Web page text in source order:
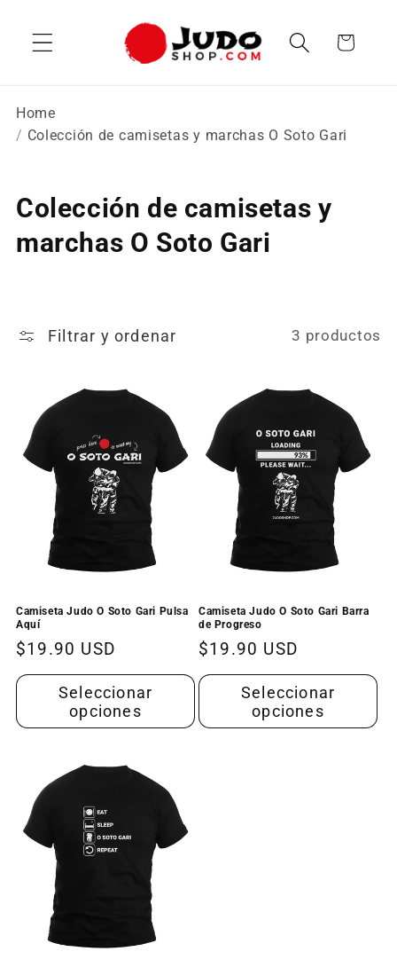
al contenido
Carrito
Home
Colección de camisetas y marchas O Soto Gari
C
o
c
ó
Colección de camisetas y
marchas O Soto Gari
Filtrar y ordenar 3 productos
Camiseta Judo O Soto Gari Pulsa
Aquí
Precio
habitual
$19.90 USD
Seleccionar
opciones
Camiseta Judo O Soto Gari Barra
de Progreso
Precio
habitual
$19.90 USD
Seleccionar
opciones